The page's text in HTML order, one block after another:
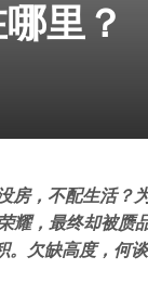
里？
，不配生活？
耀，最终却被赝
欠缺高度，何谈